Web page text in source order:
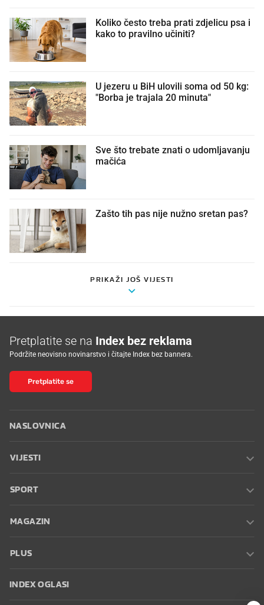
Koliko često treba prati zdjelicu psa i
kako to pravilno učiniti?
U jezeru u BiH ulovili soma od 50 kg:
"Borba je trajala 20 minuta"
Sve što trebate znati o udomljavanju
mačića
Zašto tih pas nije nužno sretan pas?
PRIKAŽI JOŠ VIJESTI
Pretplatite se na Index bez reklama
Podržite neovisno novinarstvo i čitajte Index bez bannera.
Pretplatite se
NASLOVNICA
VIJESTI
SPORT
MAGAZIN
PLUS
INDEX OGLASI